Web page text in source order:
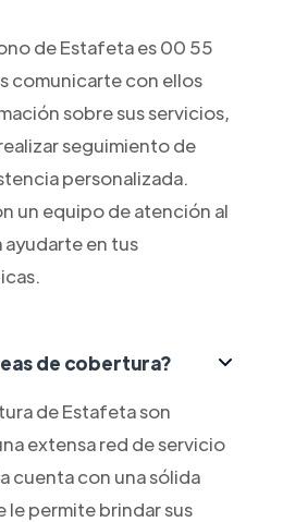
de Estafeta es 00 55
comunicarte con ellos
sobre sus servicios,
seguimiento de
personalizada.
un equipo de atención al
en tus
de cobertura?
de Estafeta son
extensa red de servicio
cuenta con una sólida
permite brindar sus